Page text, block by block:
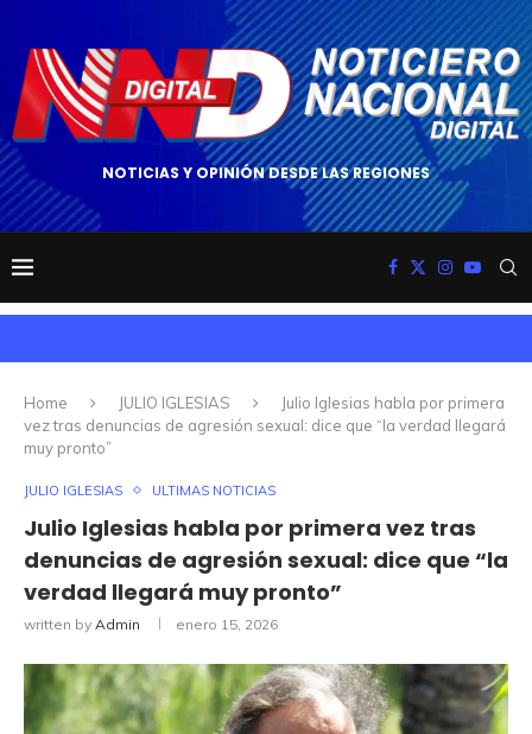
NOTICIAS Y OPINIÓN DESDE LAS REGIONES
Home JULIO IGLESIAS
Julio Iglesias habla por primera
vez tras denuncias de agresión sexual: dice que “la verdad llegará
muy pronto”
JULIO IGLESIAS ULTIMAS NOTICIAS
Julio Iglesias habla por primera vez tras
denuncias de agresión sexual: dice que “la
verdad llegará muy pronto”
written by Admin enero 15, 2026